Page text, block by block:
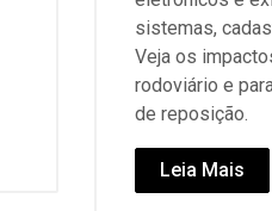
sistemas,
Veja os
rodoviário e
de reposição.
Leia Mais